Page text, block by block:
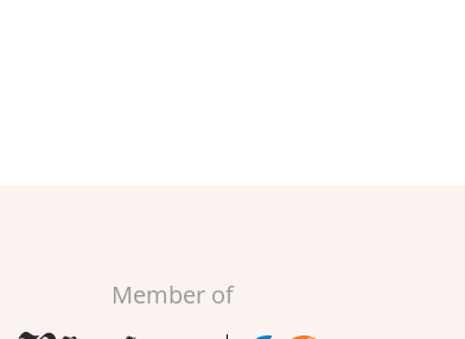
Member of